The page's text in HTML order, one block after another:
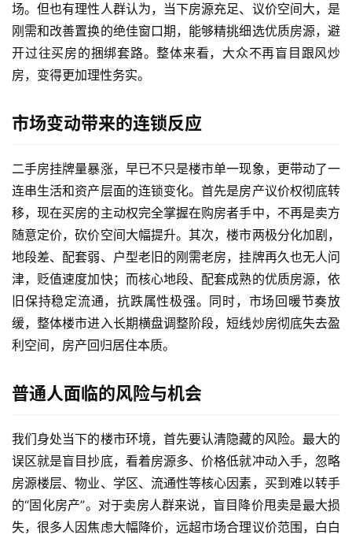
干
群
运
录
经
验
教
程
软
件
应
用
务
目
A
I
提
示
场。但也有理性人群认为，当下房源充足、议价空间大，是
刚需和改善置换的绝佳窗口期，能够精挑细选优质房源，避
开过往买房的捆绑套路。整体来看，大众不再盲目跟风炒
房，变得更加理性务实。
市场变动带来的连锁反应
二手房挂牌量暴涨，早已不只是楼市单一现象，更带动了一
连串生活和资产层面的连锁变化。首先是房产议价权彻底转
移，现在买房的主动权完全掌握在购房者手中，不再是卖方
随意定价，砍价空间大幅提升。其次，楼市两极分化加剧，
地段差、配套弱、户型老旧的刚需老房，挂牌再久也无人问
津，贬值速度加快；而核心地段、配套成熟的优质房源，依
旧保持稳定流通，抗跌属性极强。同时，市场回暖节奏放
缓，整体楼市进入长期横盘调整阶段，短线炒房彻底失去盈
利空间，房产回归居住本质。
普通人面临的风险与机会
我们身处当下的楼市环境，首先要认清隐藏的风险。最大的
误区就是盲目抄底，看着房源多、价格低就冲动入手，忽略
房源楼层、物业、学区、流通性等核心因素，买到难以转手
的“固化房产”。对于卖房人群来说，盲目降价甩卖是最大损
失，很多人因焦虑大幅降价，远超市场合理议价范围，白白